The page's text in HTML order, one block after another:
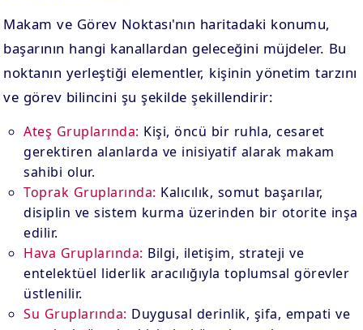
Makam ve Görev Noktası'nın haritadaki konumu,
başarının hangi kanallardan geleceğini müjdeler. Bu
noktanın yerleştiği elementler, kişinin yönetim tarzını
ve görev bilincini şu şekilde şekillendirir:
Ateş Gruplarında: Kişi, öncü bir ruhla, cesaret
gerektiren alanlarda ve inisiyatif alarak makam
sahibi olur.
Toprak Gruplarında: Kalıcılık, somut başarılar,
disiplin ve sistem kurma üzerinden bir otorite inşa
edilir.
Hava Gruplarında: Bilgi, iletişim, strateji ve
entelektüel liderlik aracılığıyla toplumsal görevler
üstlenilir.
Su Gruplarında: Duygusal derinlik, şifa, empati ve